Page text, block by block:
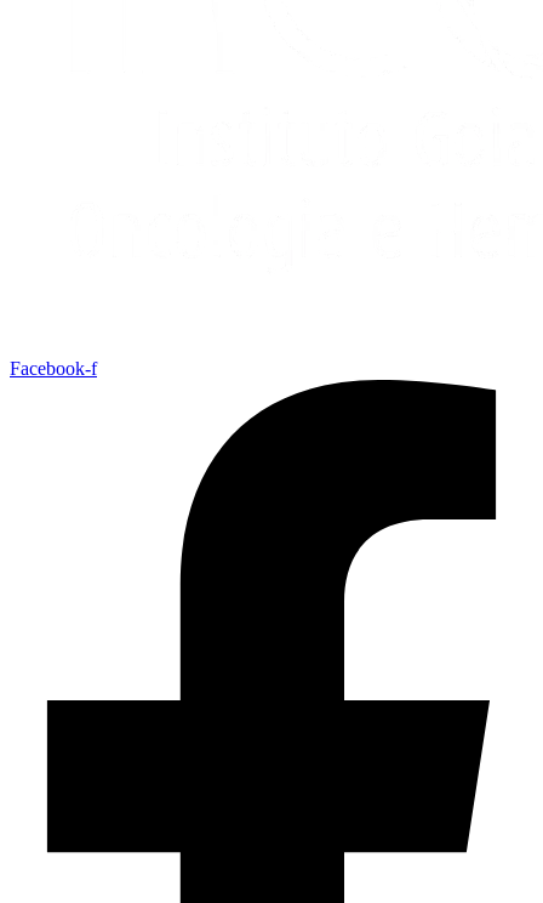
Facebook-f